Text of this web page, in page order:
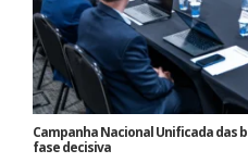
Campanha Nacional Unificada das
fase decisiva